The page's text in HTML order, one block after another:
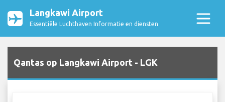
Langkawi Airport
Essentiële Luchthaven Informatie en diensten
Qantas op Langkawi Airport - LGK